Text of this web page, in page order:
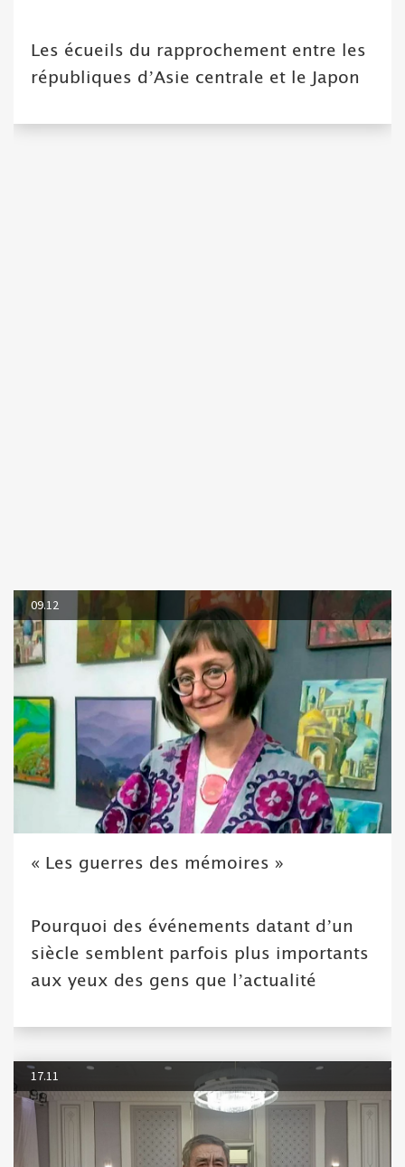
Les écueils du rapprochement entre les
républiques d’Asie centrale et le Japon
09.12
« Les guerres des mémoires »
Pourquoi des événements datant d’un
siècle semblent parfois plus importants
aux yeux des gens que l’actualité
17.11